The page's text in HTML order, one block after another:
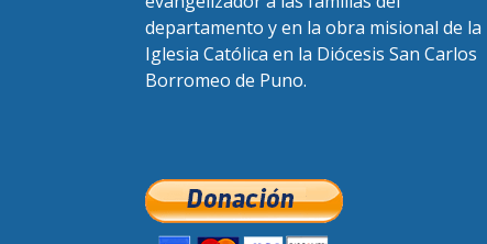
departamento y en la obra misional de la
Iglesia Católica en la Diócesis San Carlos
Borromeo de Puno.